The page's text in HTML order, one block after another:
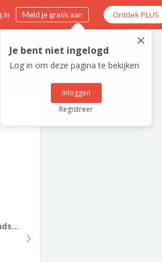
in Meld je gratis aan Ontdek PLUS
×
Je bent niet ingelogd
Log in om deze pagina te bekijken
Inloggen
Registreer